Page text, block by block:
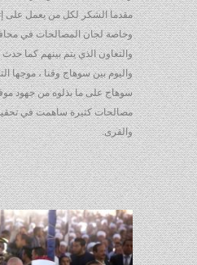
مقدما الشكر لكل من يعمل على
وخاصة لجان المصالحات في
والتعاون الذي يتم بينهم كما
واليوم بين سوهاج وقنا ، موجها
سوهاج على ما بذلوه من جهود
مصالحات كثيرة ساهمت في تحقيق
والقرى.